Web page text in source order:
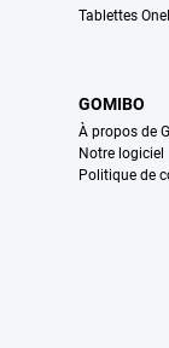
Tablettes
GOMIBO
À propos de
Notre logiciel
Politique de